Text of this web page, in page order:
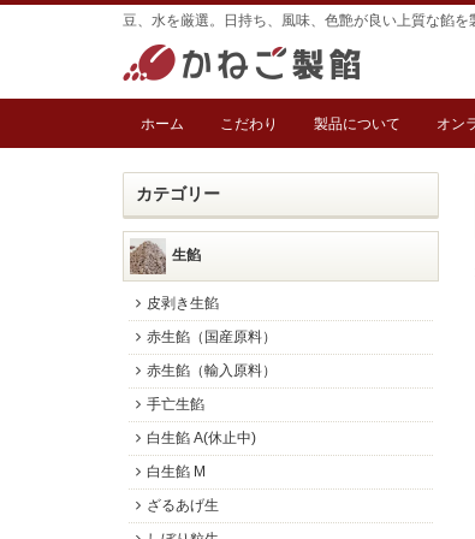
豆、水を厳選。日持ち、風味、色艶が良い上質な餡を
ホーム こだわり 製品について オン
カテゴリー
生餡
皮剥き生餡
赤生餡（国産原料）
赤生餡（輸入原料）
手亡生餡
白生餡 A(休止中)
白生餡 M
ざるあげ生